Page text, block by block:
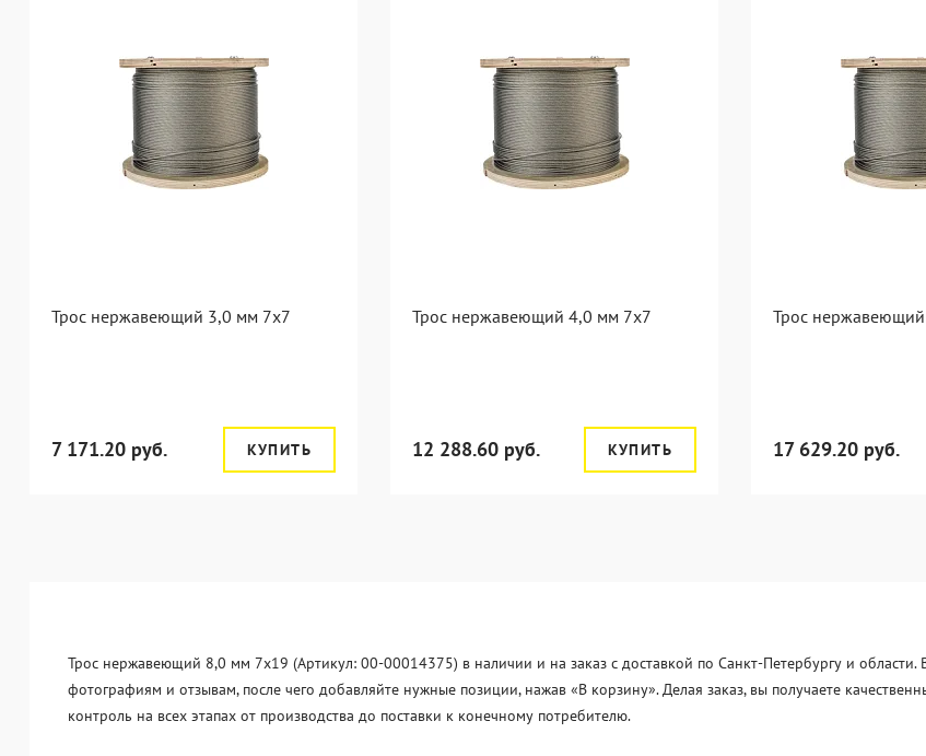
Трос нержавеющий 3,0 мм 7x7
7 171.20 руб. КУПИТЬ
Трос нержавеющий 4,0 мм 7x7
12 288.60 руб. КУПИТЬ
Трос
17 629.20 руб.
Трос нержавеющий 8,0 мм 7x19 (Артикул: 00-00014375) в наличии и на заказ с доставкой по Санкт-Петербургу и
фотографиям и отзывам, после чего добавляйте нужные позиции, нажав «В корзину». Делая заказ, вы получаете
контроль на всех этапах от производства до поставки к конечному потребителю.